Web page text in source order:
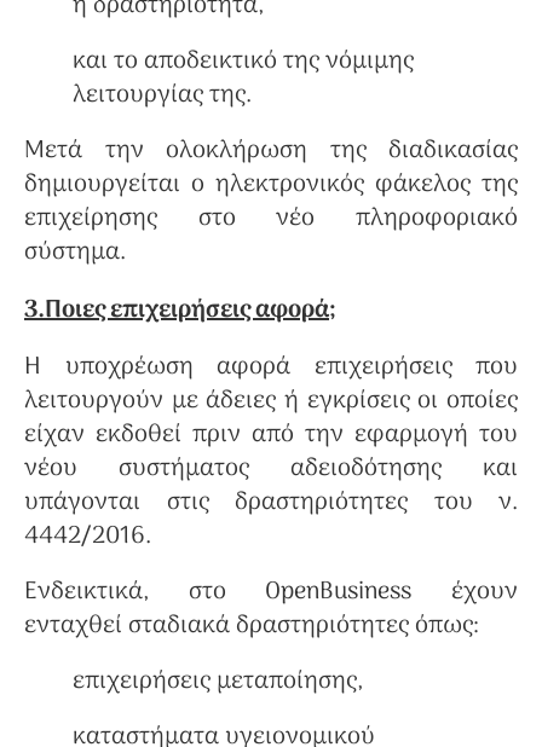
και το αποδεικτικό της νόμιμης
λειτουργίας της.
Μετά την ολοκλήρωση της διαδικασίας
δημιουργείται ο ηλεκτρονικός φάκελος της
επιχείρησης στο νέο πληροφοριακό
σύστημα.
3.Ποιες επιχειρήσεις αφορά;
Η υποχρέωση αφορά επιχειρήσεις που
λειτουργούν με άδειες ή εγκρίσεις οι οποίες
είχαν εκδοθεί πριν από την εφαρμογή του
νέου συστήματος αδειοδότησης και
υπάγονται στις δραστηριότητες του ν.
4442/2016.
Ενδεικτικά, στο OpenBusiness έχουν
ενταχθεί σταδιακά δραστηριότητες όπως:
επιχειρήσεις μεταποίησης,
καταστήματα υγειονομικού